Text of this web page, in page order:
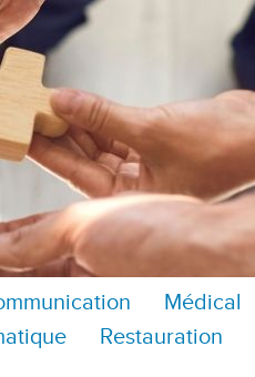
Médical
Restauration